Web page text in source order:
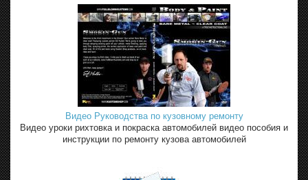
Видео Руководства по кузовному ремонту
Видео уроки рихтовка и покраска автомобилей видео пособия и
инструкции по ремонту кузова автомобилей